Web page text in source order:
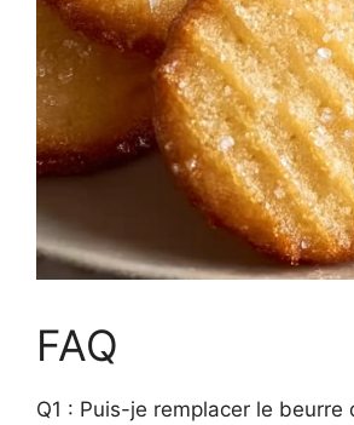
FAQ
Q1 : Puis-je remplacer le beurre